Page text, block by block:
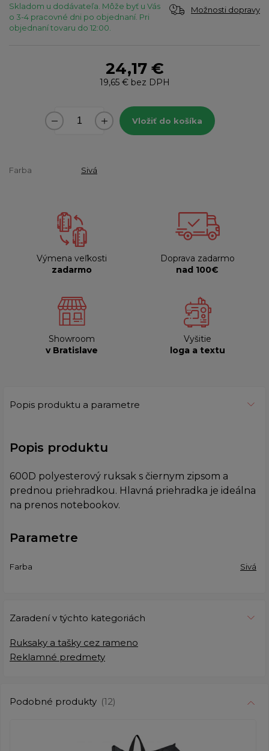
Skladom u dodávateľa. Môže byť u Vás
o 3-4 pracovné dni po objednaní. Pri
objednaní tovaru do 12:00.
Možnosti dopravy
24,17 €
19,65 €bez DPH
Vložiť do košíka
Farba Sivá
Výmena veľkosti
zadarmo
Doprava zadarmo
nad 100€
Showroom
v Bratislave
Vyšitie
loga a textu
Popis produktu a parametre
Popis produktu
600D polyesterový ruksak s čiernym zipsom a
prednou priehradkou. Hlavná priehradka je ideálna
na prenos notebookov.
Parametre
Farba Sivá
Zaradení v týchto kategoriách
Ruksaky a tašky cez rameno
Reklamné predmety
Podobné produkty (12)